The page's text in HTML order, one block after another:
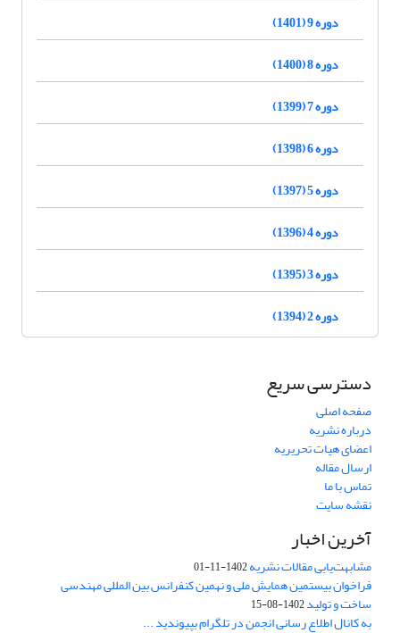
دوره 9 (1401)
دوره 8 (1400)
دوره 7 (1399)
دوره 6 (1398)
دوره 5 (1397)
دوره 4 (1396)
دوره 3 (1395)
دوره 2 (1394)
دسترسی سریع
صفحه اصلی
درباره نشریه
اعضای هیات تحریریه
ارسال مقاله
تماس با ما
نقشه سایت
آخرین اخبار
مشابهت‌یابی مقالات نشریه1402-11-01
فراخوان بیستمین همایش ملی و نهمین کنفرانس بین المللی مهندسی
ساخت و تولید1402-08-15
به کانال اطلاع رسانی انجمن در تلگرام بپیوندید ...